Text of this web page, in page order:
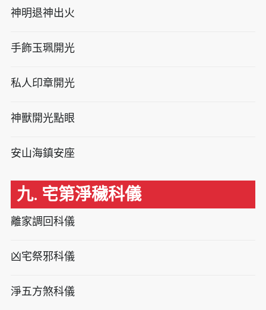
神明退神出火
手飾玉珮開光
私人印章開光
神獸開光點眼
安山海鎮安座
九. 宅第淨穢科儀
離家調回科儀
凶宅祭邪科儀
淨五方煞科儀